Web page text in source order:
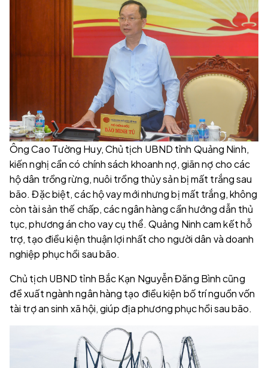
Ông Cao Tường Huy, Chủ tịch UBND tỉnh Quảng Ninh,
kiến nghị cần có chính sách khoanh nợ, giãn nợ cho các
hộ dân trồng rừng, nuôi trồng thủy sản bị mất trắng sau
bão. Đặc biệt, các hộ vay mới nhưng bị mất trắng, không
còn tài sản thế chấp, các ngân hàng cần hướng dẫn thủ
tục, phương án cho vay cụ thể. Quảng Ninh cam kết hỗ
trợ, tạo điều kiện thuận lợi nhất cho người dân và doanh
nghiệp phục hồi sau bão.
Chủ tịch UBND tỉnh Bắc Kạn Nguyễn Đăng Bình cũng
đề xuất ngành ngân hàng tạo điều kiện bố trí nguồn vốn
tài trợ an sinh xã hội, giúp địa phương phục hồi sau bão.